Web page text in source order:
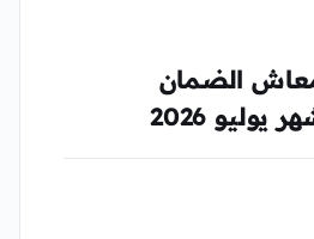
الضمان
2026